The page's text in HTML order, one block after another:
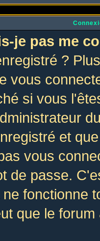
je pas me
?
vous
si vous
et
vous
de passe.
fonctionne
que le